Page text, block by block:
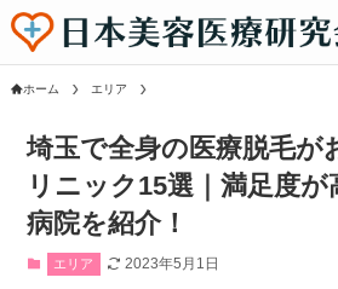
ホーム エリア
埼玉で全身の医療脱毛が
リニック15選｜満足度
病院を紹介！
エリア 2023年5月1日